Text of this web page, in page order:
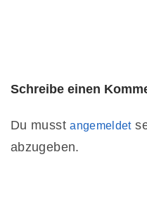
Schreibe einen
Du musstangemeldet
abzugeben.